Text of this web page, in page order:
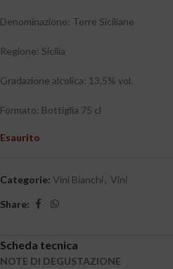
Denominazione: Terre Siciliane
Regione: Sicilia
Gradazione alcolica: 13,5% vol.
Formato: Bottiglia 75 cl
Esaurito
Categorie: Vini Bianchi , Vini
Share:
Scheda tecnica
NOTE DI DEGUSTAZIONE